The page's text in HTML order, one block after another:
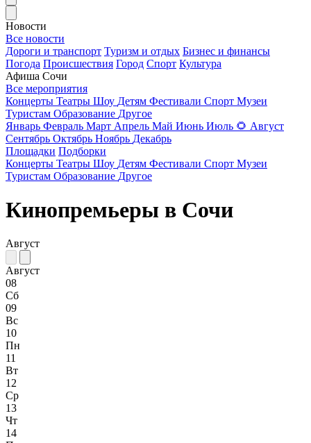
Новости
Все новости
Дороги и транспорт Туризм и отдых Бизнес и финансы
Погода Происшествия Город Спорт Культура
Афиша Сочи
Все мероприятия
Концерты Театры Шоу Детям Фестивали Спорт Музеи
Туристам Образование Другое
Январь Февраль Март Апрель Май Июнь Июль 🌻 Август
Сентябрь Октябрь Ноябрь Декабрь
Площадки Подборки
Концерты Театры Шоу Детям Фестивали Спорт Музеи
Туристам Образование Другое
Кинопремьеры в Сочи
Август
Август
08
Сб
09
Вс
10
Пн
11
Вт
12
Ср
13
Чт
14